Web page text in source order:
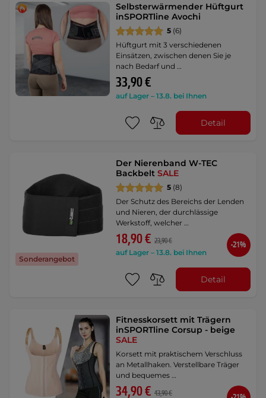
Selbsterwärmender Hüftgurt
inSPORTline Avochi
5 (6)
Hüftgurt mit 3 verschiedenen
Einsätzen, zwischen denen Sie je
nach Bedarf und …
33,90 €
auf Lager – 13.8. bei Ihnen
Detail
Sonderangebot
Der Nierenband W-TEC
BackbeltSALE
5 (8)
Der Schutz des Bereichs der Lenden
und Nieren, der durchlässige
Werkstoff, welcher …
18,90 € 23,90 €
auf Lager – 13.8. bei Ihnen
-21%
Detail
Fitnesskorsett mit Trägern
inSPORTline Corsup - beige
SALE
Korsett mit praktischem Verschluss
an Metallhaken. Verstellbare Träger
und bequemes …
34,90 € 43,90 €